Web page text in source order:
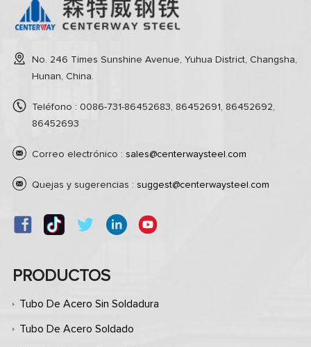
No. 246 Times Sunshine Avenue, Yuhua District, Changsha,
Hunan, China.
Teléfono : 0086-731-86452683, 86452691, 86452692,
86452693
Correo electrónico : sales@centerwaysteel.com
Quejas y sugerencias : suggest@centerwaysteel.com
PRODUCTOS
Tubo De Acero Sin Soldadura
Tubo De Acero Soldado